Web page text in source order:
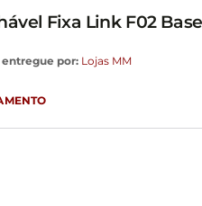
Fixa Link F02
por: Lojas MM